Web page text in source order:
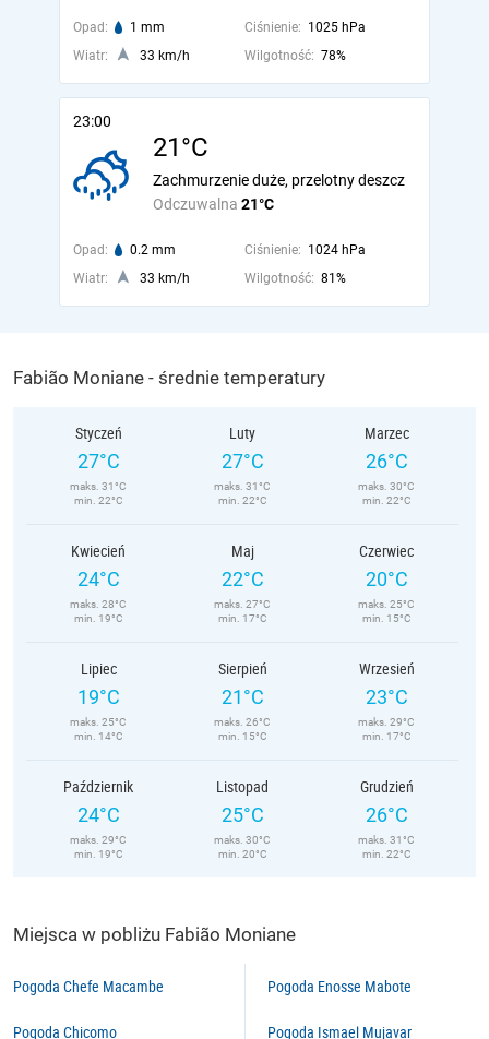
Opad: 1 mm Ciśnienie: 1025 hPa
Wiatr:
33 km/h Wilgotność: 78%
23:00
21°C
Odczuwalna 21°C
Zachmurzenie duże, przelotny deszcz
Opad: 0.2 mm Ciśnienie: 1024 hPa
Wiatr:
33 km/h Wilgotność: 81%
Fabião Moniane - średnie temperatury
Styczeń
27°C
maks. 31°C
min. 22°C
Luty
27°C
maks. 31°C
min. 22°C
Marzec
26°C
maks. 30°C
min. 22°C
Kwiecień
24°C
maks. 28°C
min. 19°C
Maj
22°C
maks. 27°C
min. 17°C
Czerwiec
20°C
maks. 25°C
min. 15°C
Lipiec
19°C
maks. 25°C
min. 14°C
Sierpień
21°C
maks. 26°C
min. 15°C
Wrzesień
23°C
maks. 29°C
min. 17°C
Październik
24°C
maks. 29°C
min. 19°C
Listopad
25°C
maks. 30°C
min. 20°C
Grudzień
26°C
maks. 31°C
min. 22°C
Miejsca w pobliżu Fabião Moniane
Pogoda Chefe Macambe
Pogoda Chicomo
Pogoda Enosse Mabote
Pogoda Ismael Mujavar